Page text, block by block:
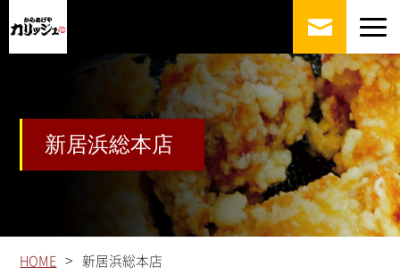
新居浜総本店
HOME > 新居浜総本店